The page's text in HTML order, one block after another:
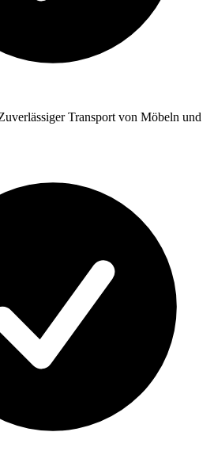
Transport von Möbeln und